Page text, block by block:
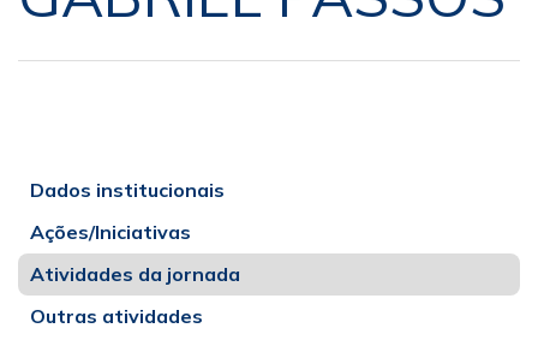
Dados institucionais
Ações/Iniciativas
Atividades da jornada
Outras atividades